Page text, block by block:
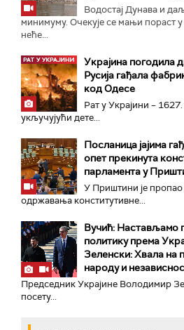
Водостај Дунава и
минимуму. Очекује се мањи пораст
неће...
Украјина погодила
Русија гађала
код Одесе
Рат у Украјини –
укључујући дете...
Посланица јајима
опет прекинута
парламента у
У Приштини је пропао
одржавања конститутивне...
Вучић: Настављамо
политику према
Зеленски: Хвала на
народу и
Председник Украјине Володимир
посету...